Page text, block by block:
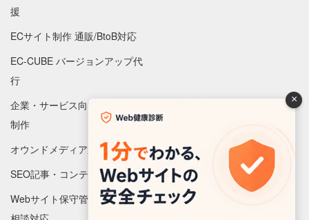
×
援
ECサイト制作 通販/BtoB対応
EC-CUBE バージョンアップ代
行
企業・サービス向け Webサイト
制作
オウンドメディア運営代行
SEO記事・コンテンツ制作
Webサイト保守管理 監視/更新/